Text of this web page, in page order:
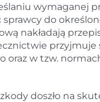
wymaganej
do
nakładają
przyjmuje
oraz w tzw.
doszło na